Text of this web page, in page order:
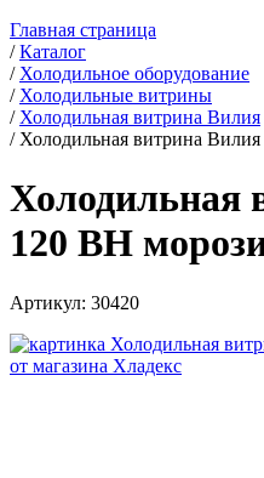
Главная страница
/Каталог
/ Холодильное оборудование
/ Холодильные витрины
/ Холодильная витрина Вилия
/ Холодильная витрина
Холодильная
120 ВН
Артикул: 30420